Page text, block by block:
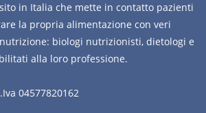
in Italia che mette in contatto pazienti
la propria alimentazione con veri
biologi nutrizionisti, dietologi e
alla loro professione.
04577820162